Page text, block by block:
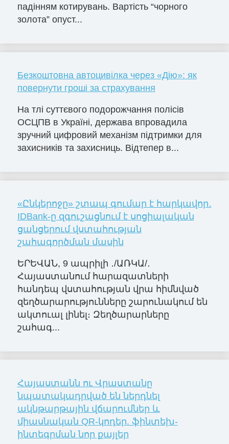
падінням котирувань. Вартість “чорного
золота” опуст...
Безкоштовна автоцивілка через «Дію»: як
повернути гроші за страхування
На тлі суттєвого подорожчання полісів
ОСЦПВ в Україні, держава впровадила
зручний цифровий механізм підтримки для
захисників та захисниць. Відтепер в...
«Ընկերոջը» շտապ գումար է հարկավոր․
IDBank-ը զգուշացնում է սոցիալական
ցանցերում վստահության
շահագործման մասին
ԵՐԵՎԱՆ, 9 ապրիլի ․/ԱՌԿԱ/․
Հայաստանում հարազատների
հանդեպ վստահության վրա հիմնված
զեղծարարությունները շարունակում են
ակտուալ լինել։ Զեղծարարները
շահագ...
Հայաստանն ու Վրաստանը
նպատակադրված են ներդնել
ակնթարթային վճարումներ և
միասնական QR-կոդեր. ֆինտեխ-
ինտեգրման նոր քայլեր